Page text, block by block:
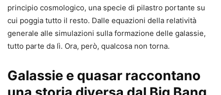
principio cosmologico, una specie di pilastro portante su
cui poggia tutto il resto. Dalle equazioni della relatività
generale alle simulazioni sulla formazione delle galassie,
tutto parte da lì. Ora, però, qualcosa non torna.
Galassie e quasar raccontano